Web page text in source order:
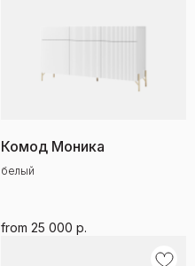
Комод Моника
белый
from 25 000 р.